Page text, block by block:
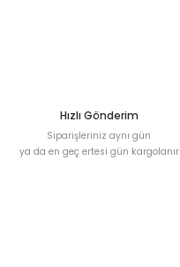
Hızlı Gönderim
Siparişleriniz aynı gün
ya da en geç ertesi gün kargolanır